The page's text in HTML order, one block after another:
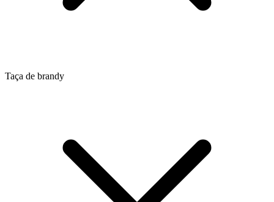
Taça de brandy